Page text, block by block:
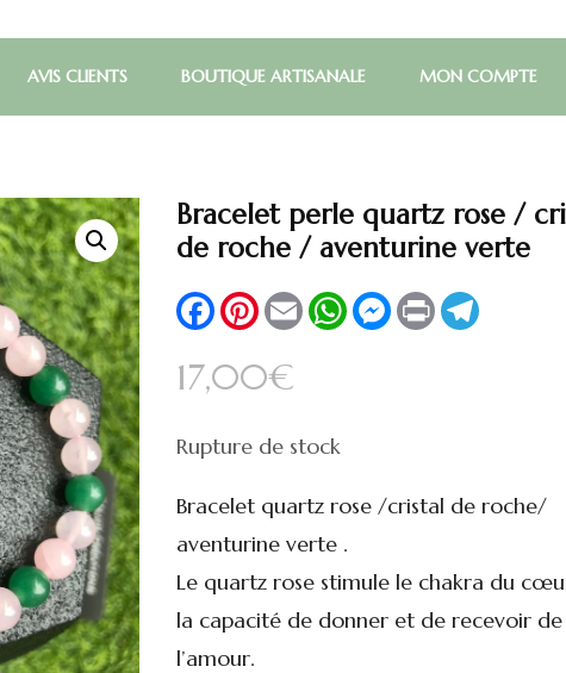
AVIS CLIENTS BOUTIQUE ARTISANALE MON COMPTE
🔍
Bracelet perle quartz rose /
de roche / aventurine verte
FacebookPinterest
EmailWhatsApp
Messenger
PrintTelegram
17,00€
Rupture de stock
Bracelet quartz rose /cristal de roche/
aventurine verte .
Le quartz rose stimule le chakra du
la capacité de donner et de recevoir de
l’amour.